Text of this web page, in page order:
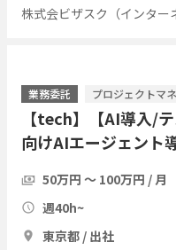
株式会ビザスク（インター
業務委託
プロジェクトマ
【tech】【AI導入/
向けAIエージェント
50万円 〜 100万円 / 月
週40h~
東京都 / 出社